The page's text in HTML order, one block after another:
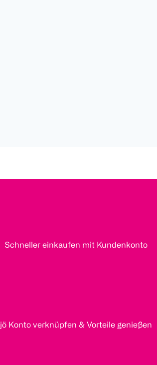
Schneller einkaufen mit Kundenkonto
jö Konto verknüpfen & Vorteile genießen